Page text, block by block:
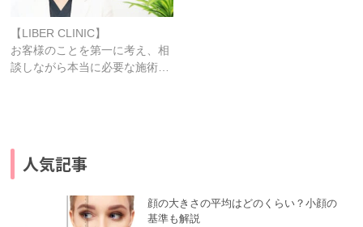
【LIBER CLINIC】
お客様のことを第一に考え、相
談しながら本当に必要な施術…
人気記事
顔の大きさの平均はどのくらい？小顔の
基準も解説